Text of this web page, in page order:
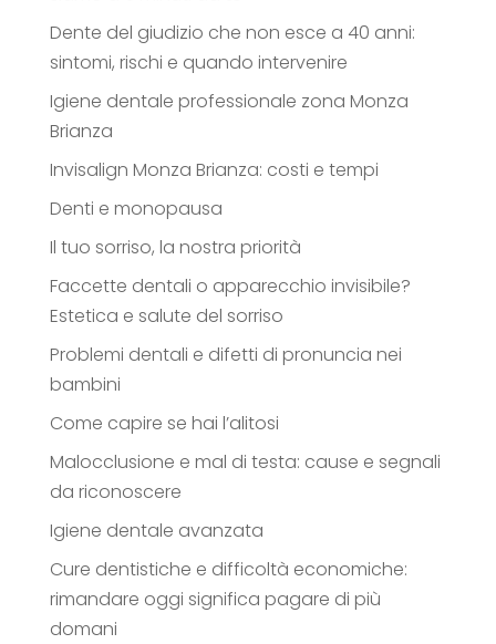
Dente del giudizio che non esce a 40 anni:
sintomi, rischi e quando intervenire
Igiene dentale professionale zona Monza
Brianza
Invisalign Monza Brianza: costi e tempi
Denti e monopausa
Il tuo sorriso, la nostra priorità
Faccette dentali o apparecchio invisibile?
Estetica e salute del sorriso
Problemi dentali e difetti di pronuncia nei
bambini
Come capire se hai l’alitosi
Malocclusione e mal di testa: cause e segnali
da riconoscere
Igiene dentale avanzata
Cure dentistiche e difficoltà economiche:
rimandare oggi significa pagare di più
domani